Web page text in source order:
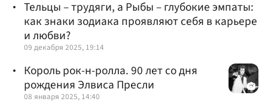
Тельцы – трудяги, а Рыбы – глубокие эмпаты:
как знаки зодиака проявляют себя в карьере
и любви?
09 декабря 2025, 19:14
Король рок-н-ролла. 90 лет со дня
рождения Элвиса Пресли
08 января 2025, 14:40